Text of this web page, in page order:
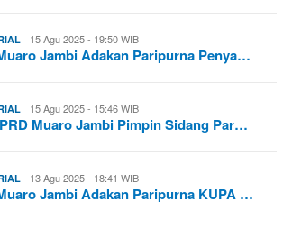
15 Agu 2025 - 19:50 WIB
Jambi Adakan Paripurna Penya…
15 Agu 2025 - 15:46 WIB
Muaro Jambi Pimpin Sidang Par…
13 Agu 2025 - 18:41 WIB
Jambi Adakan Paripurna KUPA …